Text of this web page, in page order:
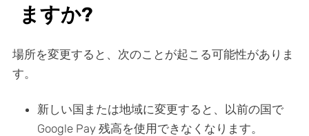
ますか?
場所を変更すると、次のことが起こる可能性がありま
す。
新しい国または地域に変更すると、以前の国で
Google Pay 残高を使用できなくなります。